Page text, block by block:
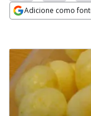
Adicione como